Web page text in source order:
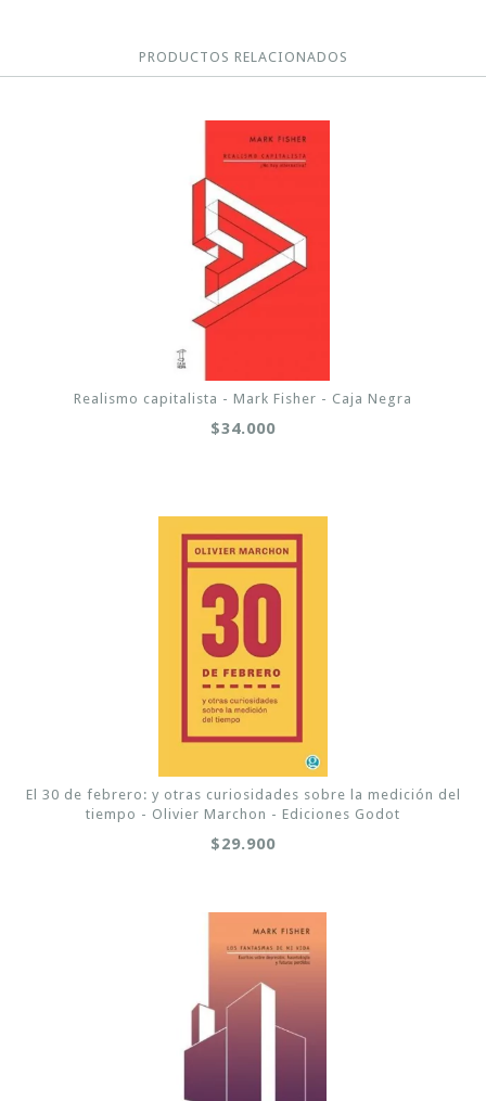
PRODUCTOS RELACIONADOS
Realismo capitalista - Mark Fisher - Caja Negra
$34.000
El 30 de febrero: y otras curiosidades sobre la medición del
tiempo - Olivier Marchon - Ediciones Godot
$29.900